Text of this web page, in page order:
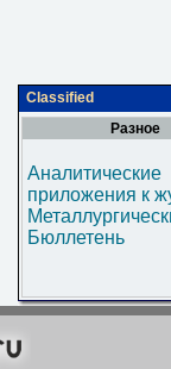
Classified
Разное
Аналитические
приложения к
Бюллетень